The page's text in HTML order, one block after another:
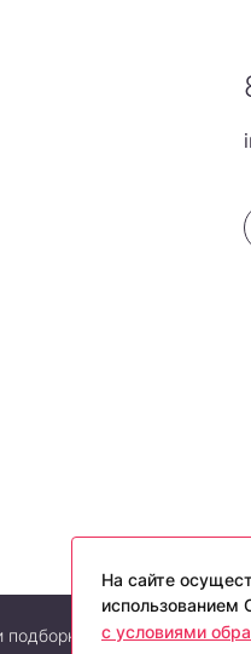
материалов
На сайте
использованием
с условиями